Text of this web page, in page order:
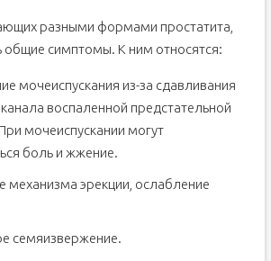
разными формами простатита,
симптомы. К ним относятся:
мочеиспускания из-за сдавливания
воспаленной предстательной
мочеиспускании могут
боль и жжение.
механизма эрекции, ослабление
семяизвержение.